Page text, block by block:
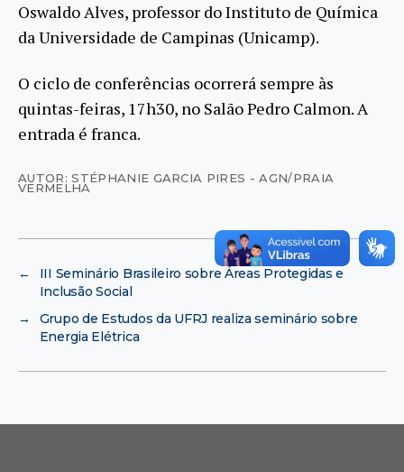
Oswaldo Alves, professor do Instituto de Química
da Universidade de Campinas (Unicamp).
O ciclo de conferências ocorrerá sempre às
quintas-feiras, 17h30, no Salão Pedro Calmon. A
entrada é franca.
AUTOR: STÉPHANIE GARCIA PIRES - AGN/PRAIA
VERMELHA
←
III Seminário Brasileiro sobre Áreas Protegidas e
Inclusão Social
→
Grupo de Estudos da UFRJ realiza seminário sobre
Energia Elétrica